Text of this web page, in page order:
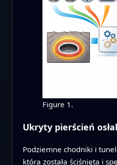
Figure 1.
Ukryty pierścień
Podziemne chodniki i
która została ściśnięta i